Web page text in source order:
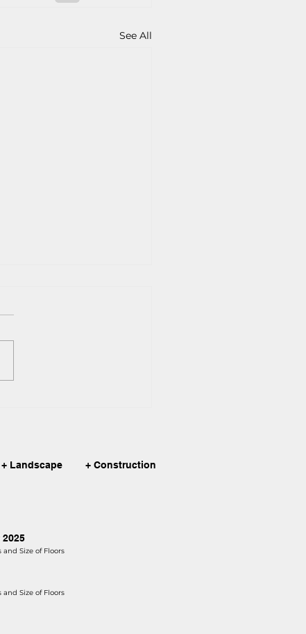
See All
+ Landscape + Construction
2025
Size of Floors
Size of Floors